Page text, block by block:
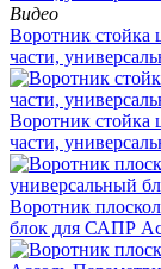
Видео
Воротник стойка
части,
Воротник стойка
части,
Воротник
блок для САПР